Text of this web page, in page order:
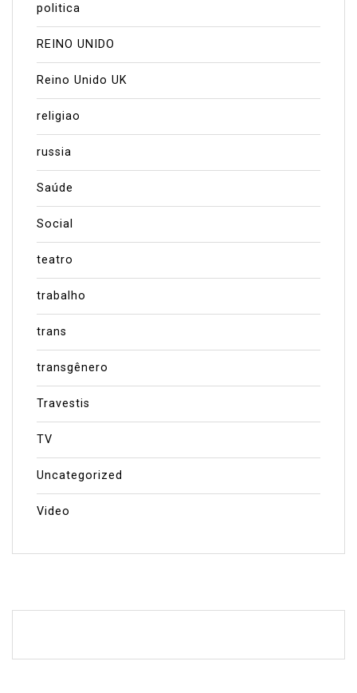
politica
REINO UNIDO
Reino Unido UK
religiao
russia
Saúde
Social
teatro
trabalho
trans
transgênero
Travestis
TV
Uncategorized
Video